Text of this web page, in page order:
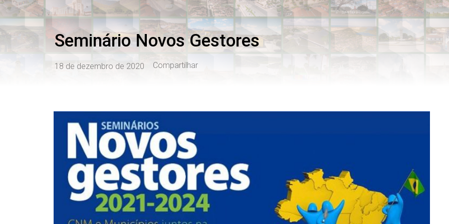
Seminário Novos Gestores
18 de dezembro de 2020 Compartilhar